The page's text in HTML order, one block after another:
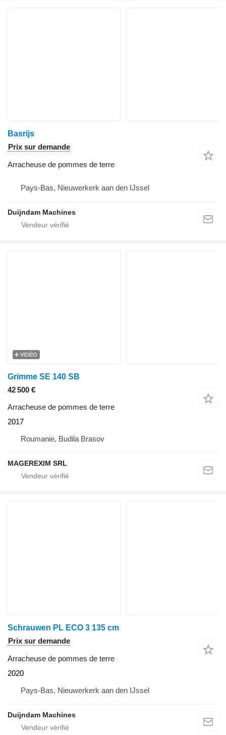
Basrijs
Prix sur demande
Arracheuse de pommes de terre
Pays-Bas, Nieuwerkerk aan den IJssel
Duijndam Machines
VIDÉO
Grimme SE 140 SB
42 500 €
Arracheuse de pommes de terre
2017
Roumanie, Budila Brasov
MAGEREXIM SRL
Schrauwen PL ECO 3 135 cm
Prix sur demande
Arracheuse de pommes de terre
2020
Pays-Bas, Nieuwerkerk aan den IJssel
Duijndam Machines